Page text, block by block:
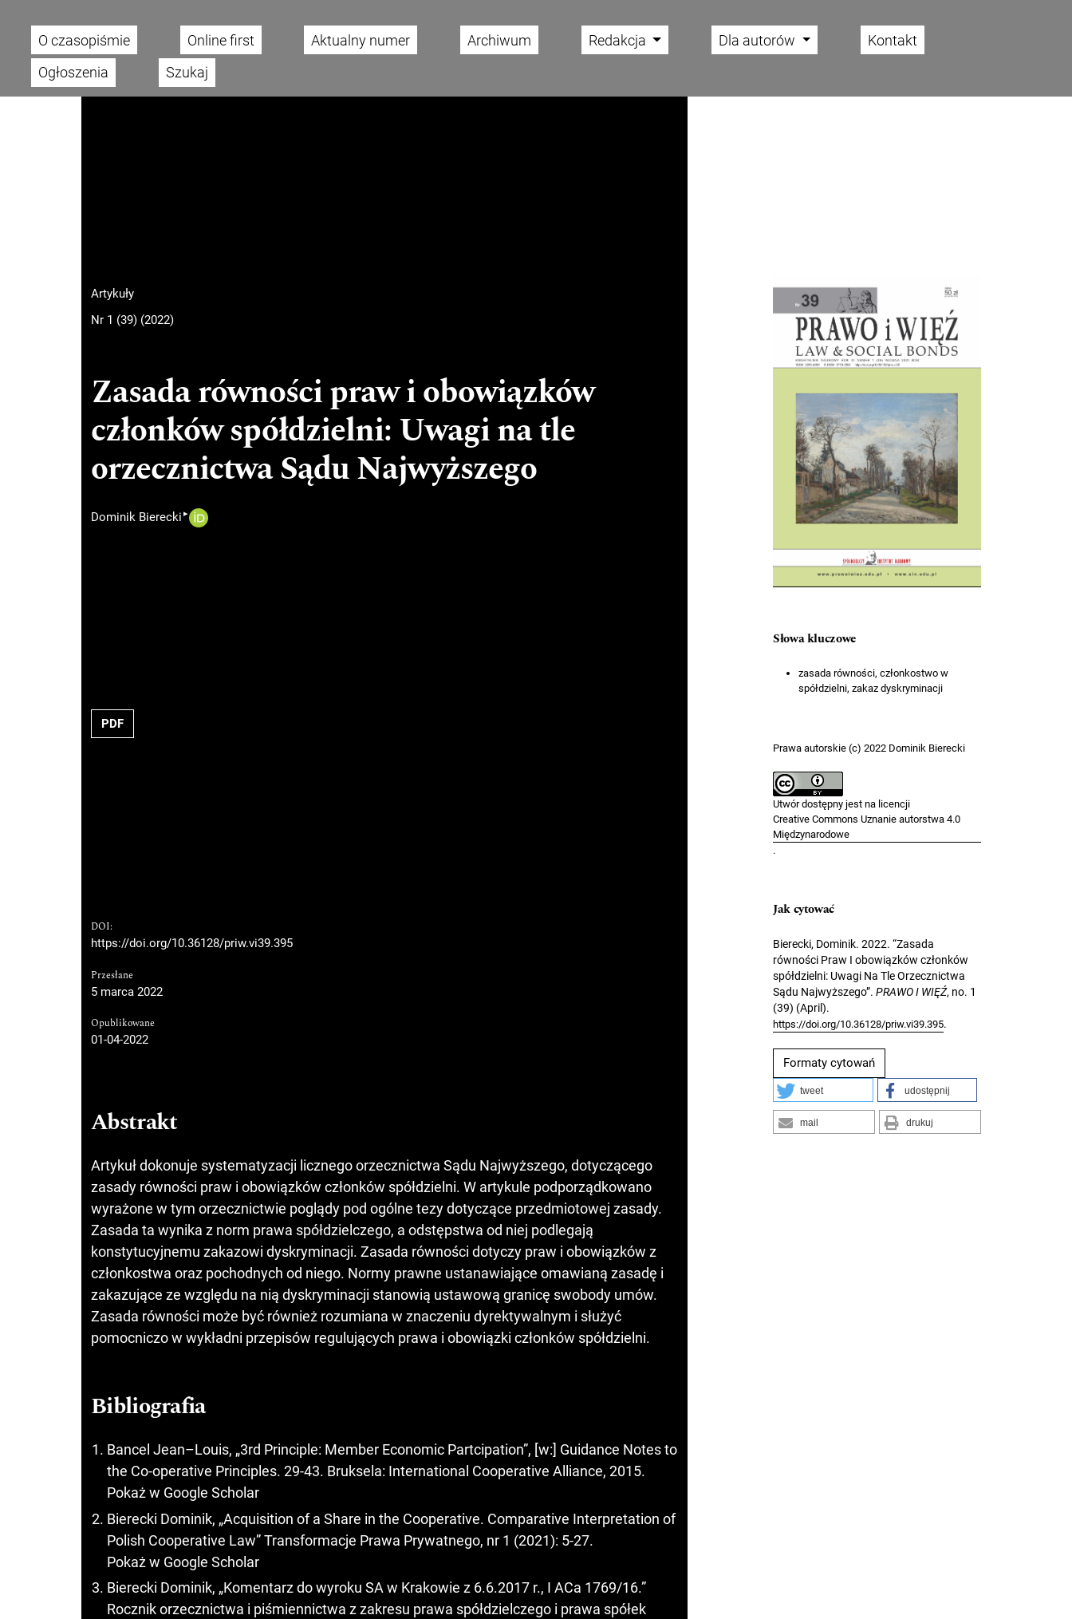
Main menu
O czasopiśmie Online first Aktualny numer Archiwum Redakcja Dla autorów
Kontakt
Ogłoszenia
Szukaj
Artykuły
Nr 1 (39) (2022)
Zasada równości praw i obowiązków
członków spółdzielni: Uwagi na tle
orzecznictwa Sądu Najwyższego
Dominik Bierecki ▸
PDF
DOI:
https://doi.org/10.36128/priw.vi39.395
Przesłane
5 marca 2022
Opublikowane
01-04-2022
Abstrakt
Artykuł dokonuje systematyzacji licznego orzecznictwa Sądu Najwyższego, dotyczącego
zasady równości praw i obowiązków członków spółdzielni. W artykule podporządkowano
wyrażone w tym orzecznictwie poglądy pod ogólne tezy dotyczące przedmiotowej zasady.
Zasada ta wynika z norm prawa spółdzielczego, a odstępstwa od niej podlegają
konstytucyjnemu zakazowi dyskryminacji. Zasada równości dotyczy praw i obowiązków z
członkostwa oraz pochodnych od niego. Normy prawne ustanawiające omawianą zasadę i
zakazujące ze względu na nią dyskryminacji stanowią ustawową granicę swobody umów.
Zasada równości może być również rozumiana w znaczeniu dyrektywalnym i służyć
pomocniczo w wykładni przepisów regulujących prawa i obowiązki członków spółdzielni.
Bibliografia
Bancel Jean–Louis, „3rd Principle: Member Economic Partcipation”, [w:] Guidance Notes to
the Co-operative Principles. 29-43. Bruksela: International Cooperative Alliance, 2015.
Pokaż w Google Scholar
Bierecki Dominik, „Acquisition of a Share in the Cooperative. Comparative Interpretation of
Polish Cooperative Law” Transformacje Prawa Prywatnego, nr 1 (2021): 5-27.
Pokaż w Google Scholar
Bierecki Dominik, „Komentarz do wyroku SA w Krakowie z 6.6.2017 r., I ACa 1769/16.”
Rocznik orzecznictwa i piśmiennictwa z zakresu prawa spółdzielczego i prawa spółek
Słowa kluczowe
zasada równości, członkostwo w
spółdzielni, zakaz dyskryminacji
Prawa autorskie (c) 2022 Dominik Bierecki
Utwór dostępny jest na licencji
Creative Commons Uznanie autorstwa 4.0
Międzynarodowe
.
Jak cytować
Bierecki, Dominik. 2022. “Zasada
równości Praw I obowiązków członków
spółdzielni: Uwagi Na Tle Orzecznictwa
Sądu Najwyższego”. PRAWO I WIĘŹ, no. 1
(39) (April).
https://doi.org/10.36128/priw.vi39.395.
Formaty cytowań
tweet udostępnij
mail drukuj